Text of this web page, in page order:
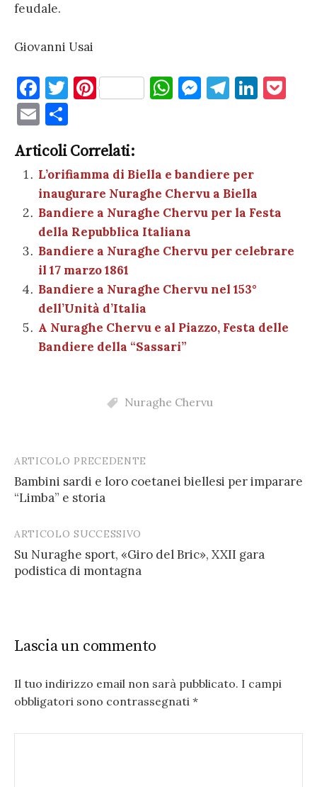
feudale.
Giovanni Usai
F
a
c
e
b
o
o
k
T
te
r
Pi
es
t
W
A
p
p
M
g
er
T
a
m
Li
E
m
ai
l
n
di
vi
di
Articoli Correlati:
L’orifiamma di Biella e bandiere per
inaugurare Nuraghe Chervu a Biella
Bandiere a Nuraghe Chervu per la Festa
della Repubblica Italiana
Bandiere a Nuraghe Chervu per celebrare
il 17 marzo 1861
Bandiere a Nuraghe Chervu nel 153°
dell’Unità d’Italia
A Nuraghe Chervu e al Piazzo, Festa delle
Bandiere della “Sassari”
Nuraghe Chervu
Post
navigation
ARTICOLO PRECEDENTE
Bambini sardi e loro coetanei biellesi per imparare
“Limba” e storia
ARTICOLO SUCCESSIVO
Su Nuraghe sport, «Giro del Bric», XXII gara
podistica di montagna
Lascia un commento
Il tuo indirizzo email non sarà pubblicato. I campi
obbligatori sono contrassegnati *